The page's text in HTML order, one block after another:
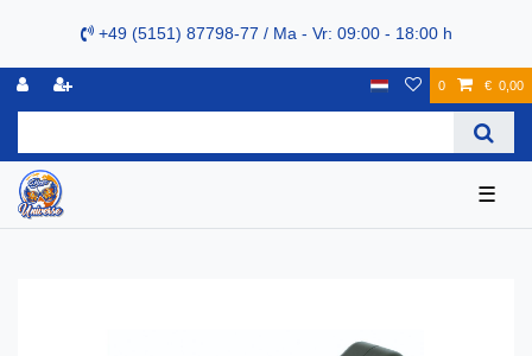
+49 (5151) 87798-77 / Ma - Vr: 09:00 - 18:00 h
0 € 0,00
☰